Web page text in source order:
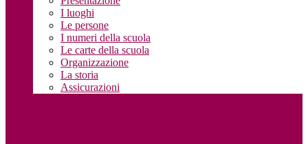
I luoghi
Le persone
I numeri della scuola
Le carte della scuola
Organizzazione
La storia
Assicurazioni